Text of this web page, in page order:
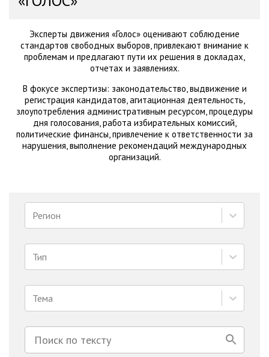
Эксперты движения «Голос» оценивают соблюдение
стандартов свободных выборов, привлекают внимание к
проблемам и предлагают пути их решения в докладах,
отчетах и заявлениях.
В фокусе экспертизы: законодательство, выдвижение и
регистрация кандидатов, агитационная деятельность,
злоупотребления административным ресурсом, процедуры
дня голосования, работа избирательных комиссий,
политические финансы, привлечение к ответственности за
нарушения, выполнение рекомендаций международных
организаций.
Регион
Тип
Тема